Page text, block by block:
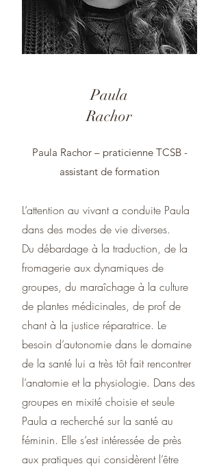
Paula
Rachor
Paula Rachor – praticienne TCSB -
assistant de formation
L’attention au vivant a conduite Paula
dans des modes de vie diverses.
Du débardage à la traduction, de la
fromagerie aux dynamiques de
groupes, du maraîchage à la culture
de plantes médicinales, de prof de
chant à la justice réparatrice. Le
besoin d’autonomie dans le domaine
de la santé lui a très tôt fait rencontrer
l’anatomie et la physiologie. Dans des
groupes en mixité choisie et seule
Paula a recherché sur la santé au
féminin. Elle s’est intéressée de près
aux pratiques qui considèrent l’être